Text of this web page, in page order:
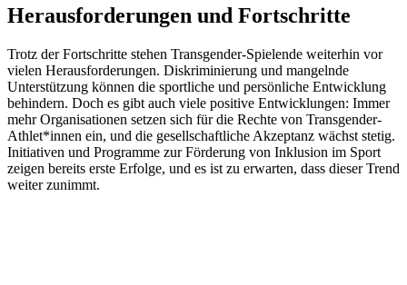
Herausforderungen und Fortschritte
Trotz der Fortschritte stehen Transgender-Spielende weiterhin vor
vielen Herausforderungen. Diskriminierung und mangelnde
Unterstützung können die sportliche und persönliche Entwicklung
behindern. Doch es gibt auch viele positive Entwicklungen: Immer
mehr Organisationen setzen sich für die Rechte von Transgender-
Athlet*innen ein, und die gesellschaftliche Akzeptanz wächst stetig.
Initiativen und Programme zur Förderung von Inklusion im Sport
zeigen bereits erste Erfolge, und es ist zu erwarten, dass dieser Trend
weiter zunimmt.